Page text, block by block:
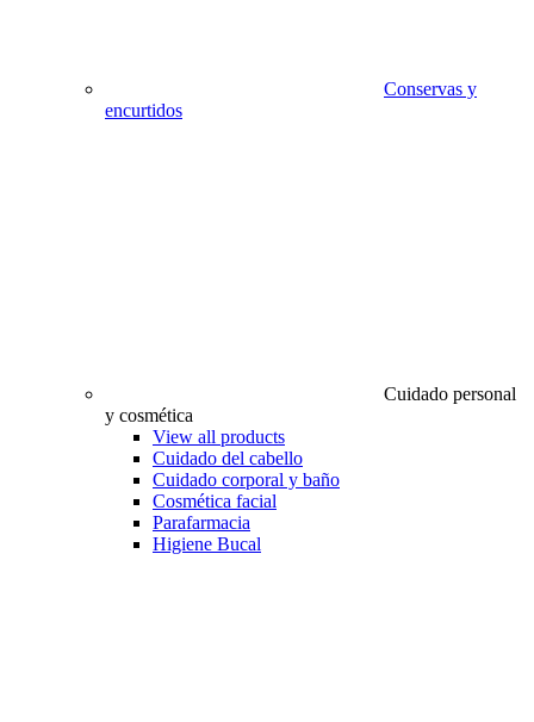
Conservas y
encurtidos
Cuidado personal
y cosmética
View all products
Cuidado del cabello
Cuidado corporal y baño
Cosmética facial
Parafarmacia
Higiene Bucal